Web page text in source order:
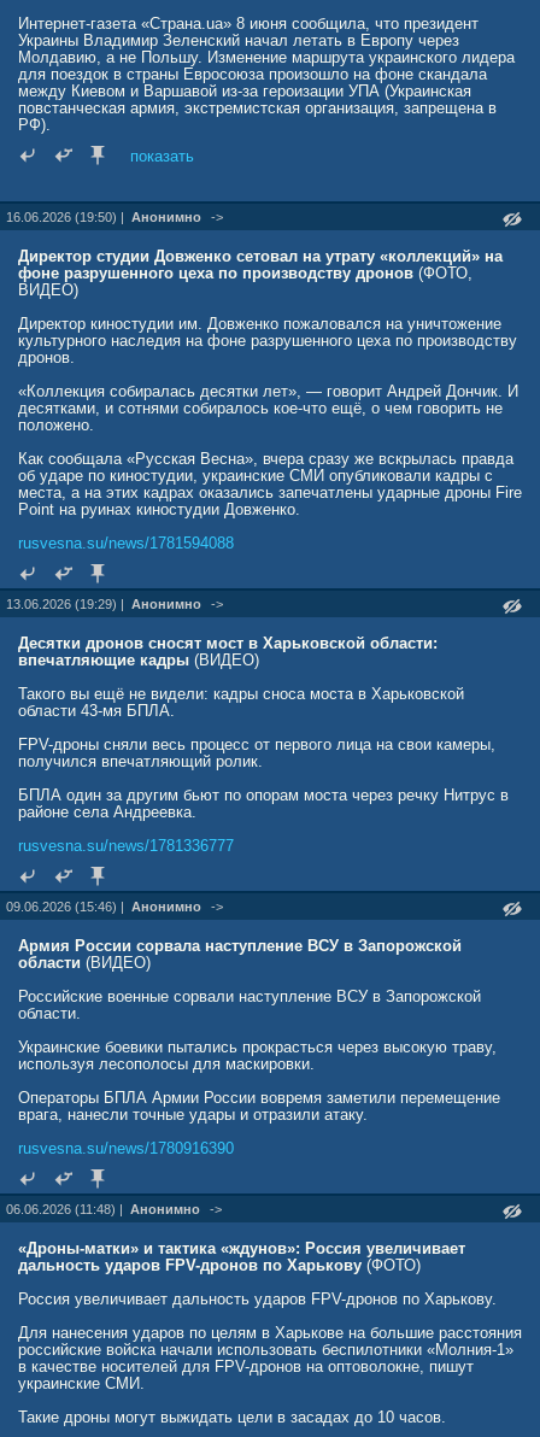
Для достижения этой цели требуется запуск широкомасштабной
армейской операции. Депутаты обозначили амбициозные
географические рамки: наступление должно вывести российские
войска к реке Днепр и завершиться взятием под контроль столицы
Украины — Киева.
Смена парадигмы и общественный запрос
начальных этапах СВО акцент делался на демилитаризации и
денацификации с сохранением определённой инфраструктуры, то
мирные города, звучат призывы к логике тотальной войны.
Требование ударов по мостам и тоннелям означает готовность к
или логистическое назначение. А призывы дойти до Днепра и взять
Киев фактически отрицают любые сценарии «заморозки»
конфликта или сохранения украинской государственности в её
ria.ru/20260618/ukraina-2099563290.html
Интернет-газета «Страна.ua» 8 июня сообщила, что президент
Украины Владимир Зеленский начал летать в Европу через
Молдавию, а не Польшу. Изменение маршрута украинского лидера
для поездок в страны Евросоюза произошло на фоне скандала
между Киевом и Варшавой из-за героизации УПА (Украинская
повстанческая армия, экстремистская организация, запрещена в
РФ).
показать
16.06.2026 (19:50) | Анонимно ->
Директор студии Довженко сетовал на утрату «коллекций» на
фоне разрушенного цеха по производству дронов (ФОТО,
ВИДЕО)
Директор киностудии им. Довженко пожаловался на уничтожение
культурного наследия на фоне разрушенного цеха по производству
дронов.
«Коллекция собиралась десятки лет», — говорит Андрей Дончик. И
десятками, и сотнями собиралось кое-что ещё, о чем говорить не
положено.
Как сообщала «Русская Весна», вчера сразу же вскрылась правда
об ударе по киностудии, украинские СМИ опубликовали кадры с
места, а на этих кадрах оказались запечатлены ударные дроны Fire
Point на руинах киностудии Довженко.
rusvesna.su/news/1781594088
13.06.2026 (19:29) | Анонимно ->
Десятки дронов сносят мост в Харьковской области:
впечатляющие кадры (ВИДЕО)
Такого вы ещё не видели: кадры сноса моста в Харьковской
области 43-мя БПЛА.
FPV-дроны сняли весь процесс от первого лица на свои камеры,
получился впечатляющий ролик.
БПЛА один за другим бьют по опорам моста через речку Нитрус в
районе села Андреевка.
rusvesna.su/news/1781336777
09.06.2026 (15:46) | Анонимно ->
Армия России сорвала наступление ВСУ в Запорожской
области (ВИДЕО)
Российские военные сорвали наступление ВСУ в Запорожской
области.
Украинские боевики пытались прокрасться через высокую траву,
используя лесополосы для маскировки.
Операторы БПЛА Армии России вовремя заметили перемещение
врага, нанесли точные удары и отразили атаку.
rusvesna.su/news/1780916390
06.06.2026 (11:48) | Анонимно ->
«Дроны-матки» и тактика «ждунов»: Россия увеличивает
дальность ударов FPV-дронов по Харькову (ФОТО)
Россия увеличивает дальность ударов FPV-дронов по Харькову.
Для нанесения ударов по целям в Харькове на большие расстояния
российские войска начали использовать беспилотники «Молния-1»
в качестве носителей для FPV-дронов на оптоволокне, пишут
украинские СМИ.
Такие дроны могут выжидать цели в засадах до 10 часов.